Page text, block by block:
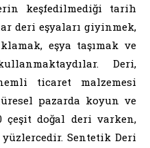
keşfedilmediği tarih
deri eşyaları giyinmek,
eşya taşımak ve
Deri,
ticaret malzemesi
pazarda koyun ve
çeşit doğal deri varken,
Sentetik Deri